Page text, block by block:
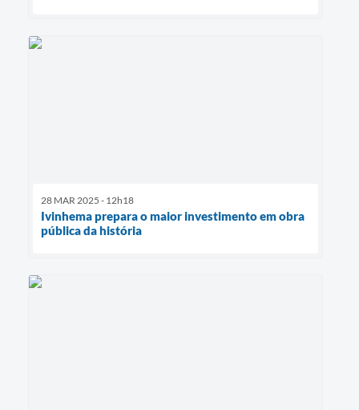
28 MAR 2025 - 12h18
Ivinhema prepara o maior investimento em obra
pública da história